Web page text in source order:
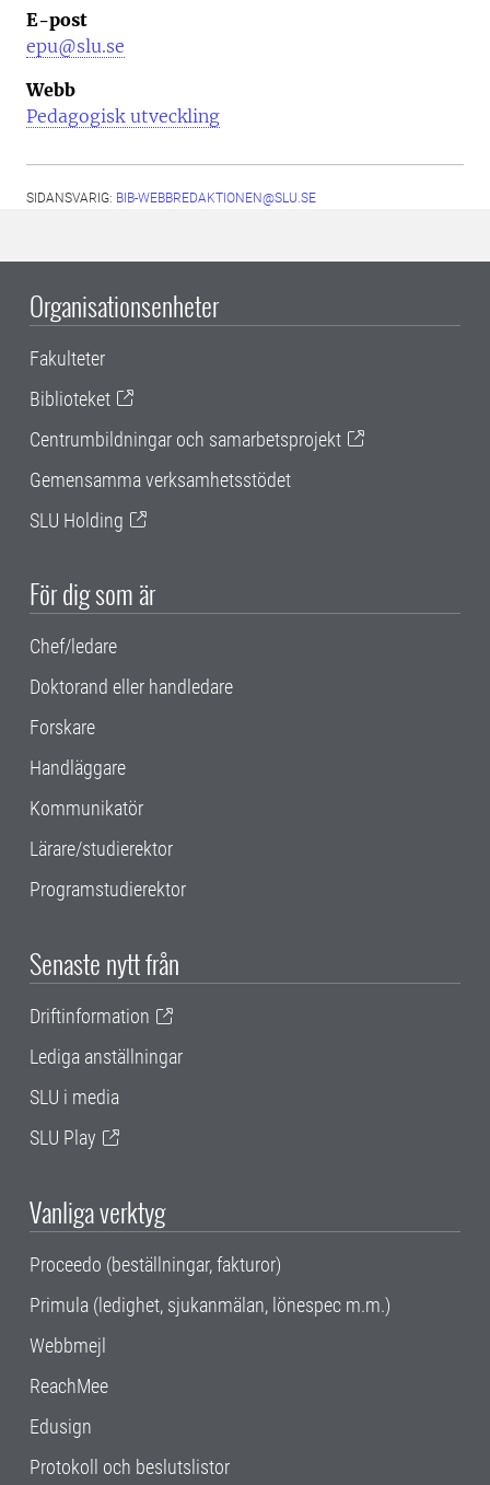
E-post
epu@slu.se
Webb
Pedagogisk utveckling
SIDANSVARIG: BIB-WEBBREDAKTIONEN@SLU.SE
Organisationsenheter
Fakulteter
Biblioteket
Centrumbildningar och samarbetsprojekt
Gemensamma verksamhetsstödet
SLU Holding
För dig som är
Chef/ledare
Doktorand eller handledare
Forskare
Handläggare
Kommunikatör
Lärare/studierektor
Programstudierektor
Senaste nytt från
Driftinformation
Lediga anställningar
SLU i media
SLU Play
Vanliga verktyg
Proceedo (beställningar, fakturor)
Primula (ledighet, sjukanmälan, lönespec m.m.)
Webbmejl
ReachMee
Edusign
Protokoll och beslutslistor